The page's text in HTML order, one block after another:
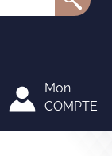
Mon
COMPTE